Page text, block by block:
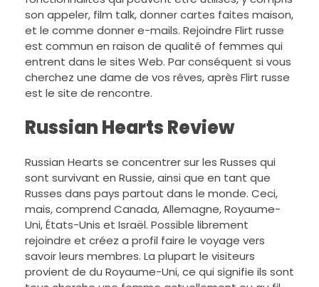
son appeler, film talk, donner cartes faites maison,
et le comme donner e-mails. Rejoindre Flirt russe
est commun en raison de qualité of femmes qui
entrent dans le sites Web. Par conséquent si vous
cherchez une dame de vos rêves, après Flirt russe
est le site de rencontre.
Russian Hearts Review
Russian Hearts se concentrer sur les Russes qui
sont survivant en Russie, ainsi que en tant que
Russes dans pays partout dans le monde. Ceci,
mais, comprend Canada, Allemagne, Royaume-
Uni, États-Unis et Israël. Possible librement
rejoindre et créez a profil faire le voyage vers
savoir leurs membres. La plupart le visiteurs
provient de du Royaume-Uni, ce qui signifie ils sont